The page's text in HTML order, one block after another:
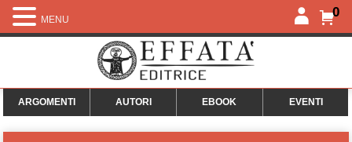
0
ARGOMENTI AUTORI EBOOK EVENTI
MENU